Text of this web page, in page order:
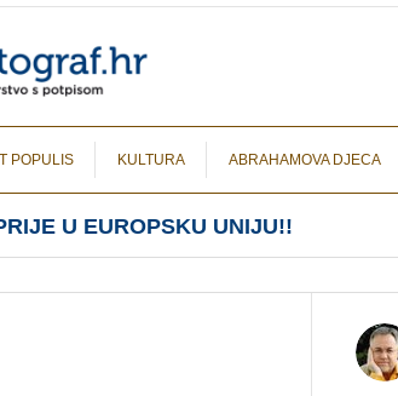
POPULIS KULTURA ABRAHAMOVA DJECA
U EUROPSKU UNIJU!!